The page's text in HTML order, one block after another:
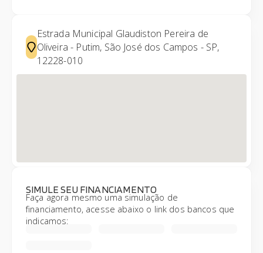
Estrada Municipal Glaudiston Pereira de
Oliveira - Putim, São José dos Campos - SP,
12228-010
SIMULE SEU FINANCIAMENTO
Faça agora mesmo uma simulação de
financiamento, acesse abaixo o link dos bancos que
indicamos: